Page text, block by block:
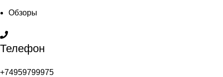
Обзоры
Телефон
+74959799975